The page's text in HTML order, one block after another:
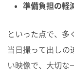
準備負担の軽
といった点で、多
当日撮って出しの
い映像で、大切な